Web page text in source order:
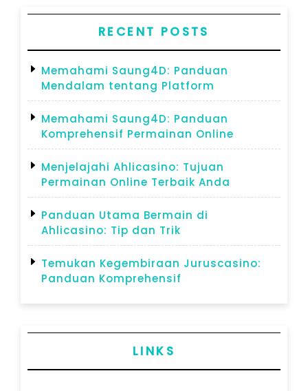
RECENT POSTS
Memahami Saung4D: Panduan
Mendalam tentang Platform
Memahami Saung4D: Panduan
Komprehensif Permainan Online
Menjelajahi Ahlicasino: Tujuan
Permainan Online Terbaik Anda
Panduan Utama Bermain di
Ahlicasino: Tip dan Trik
Temukan Kegembiraan Juruscasino:
Panduan Komprehensif
LINKS